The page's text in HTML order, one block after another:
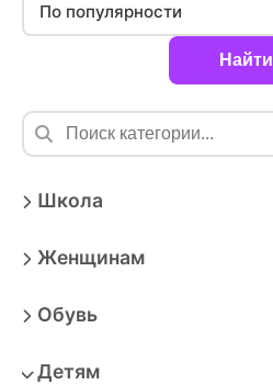
По популярности
Найти
Школа
Женщинам
Обувь
Детям